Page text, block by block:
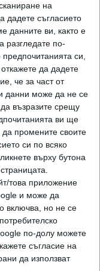
на
дадете съгласието
данните ви, както е
разгледате по-
си,
да дадете
че за част от
данни може да не се
възразите срещу
ви ще
промените своите
си по всяко
върху бутона
това приложение
и може да
включва, но не се
по-долу можете
съгласие на
да използват
сълзи
Разгледай всички
за любовта на